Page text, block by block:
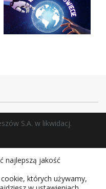
S.A. w likwidacj.
najlepszą jakość
których używamy,